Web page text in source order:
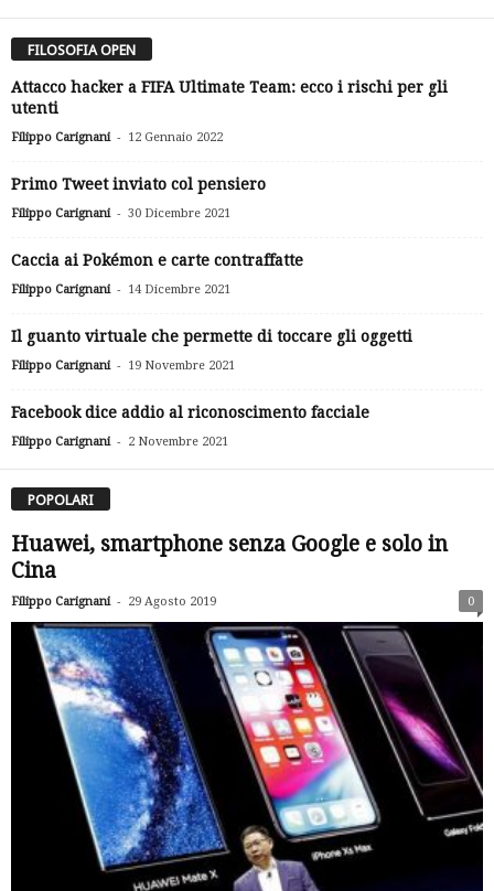
FILOSOFIA OPEN
Attacco hacker a FIFA Ultimate Team: ecco i rischi per gli
utenti
Filippo Carignani - 12 Gennaio 2022
Primo Tweet inviato col pensiero
Filippo Carignani - 30 Dicembre 2021
Caccia ai Pokémon e carte contraffatte
Filippo Carignani - 14 Dicembre 2021
Il guanto virtuale che permette di toccare gli oggetti
Filippo Carignani - 19 Novembre 2021
Facebook dice addio al riconoscimento facciale
Filippo Carignani - 2 Novembre 2021
POPOLARI
Huawei, smartphone senza Google e solo in
Cina
Filippo Carignani - 29 Agosto 2019 0